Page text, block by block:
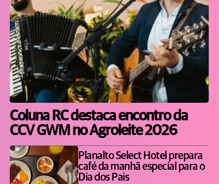
Coluna RC destaca encontro da
CCV GWM no Agroleite 2026
Planalto Select Hotel prepara
café da manhã especial para o
Dia dos Pais